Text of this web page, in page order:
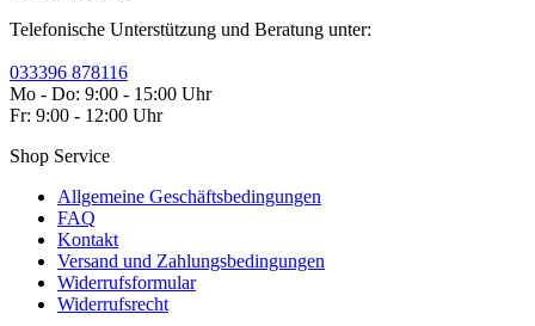
Telefonische Unterstützung und Beratung unter:
033396 878116
Mo - Do: 9:00 - 15:00 Uhr
Fr: 9:00 - 12:00 Uhr
Shop Service
Allgemeine Geschäftsbedingungen
FAQ
Kontakt
Versand und Zahlungsbedingungen
Widerrufsformular
Widerrufsrecht